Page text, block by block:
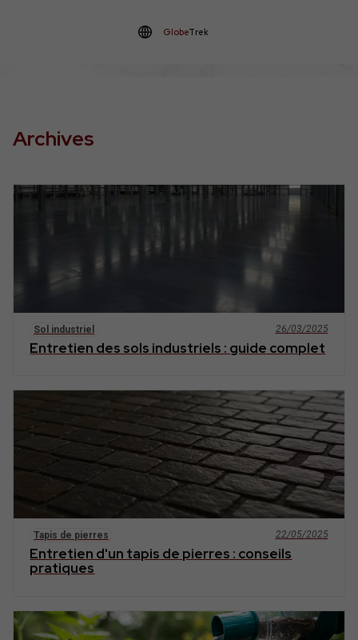
GlobeTrek
Archives
Sol industriel 26/03/2025
Entretien des sols industriels : guide complet
Tapis de pierres 22/05/2025
Entretien d'un tapis de pierres : conseils
pratiques